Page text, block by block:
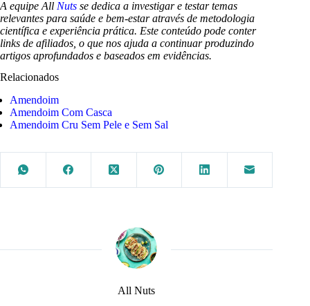
A equipe All Nuts se dedica a investigar e testar temas
relevantes para saúde e bem-estar através de metodologia
científica e experiência prática. Este conteúdo pode conter
links de afiliados, o que nos ajuda a continuar produzindo
artigos aprofundados e baseados em evidências.
Relacionados
Amendoim
Amendoim Com Casca
Amendoim Cru Sem Pele e Sem Sal
All Nuts